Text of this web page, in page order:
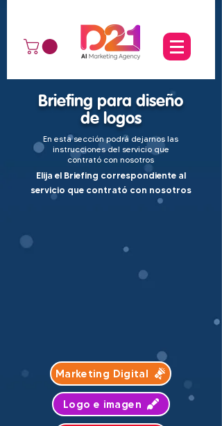
Briefing para diseño
de logos
En esta sección podrá dejarnos las
instrucciones del servicio que
contrató con nosotros
Elija el Briefing correspondiente al
servicio que contrató con nosotros
Marketing Digital
Logo e imagen